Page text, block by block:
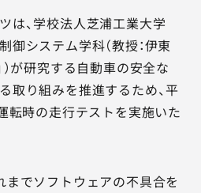
は、学校法人芝浦工業大学
システム学科（教授：伊東
）が研究する自動車の安全な
取り組みを推進するため、平
転時の走行テストを実施いた
までソフトウェアの不具合を